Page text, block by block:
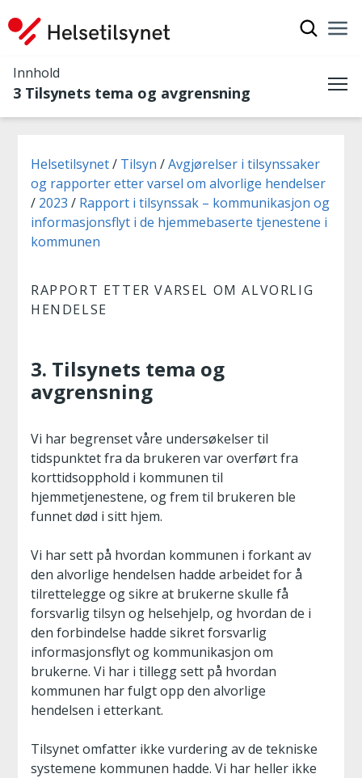
Innhold
3 Tilsynets tema og avgrensning
Du er her:
Helsetilsynet Tilsyn
Avgjørelser i tilsynssaker
og rapporter etter varsel om alvorlige hendelser
2023
Rapport i tilsynssak – kommunikasjon og
informasjonsflyt i de hjemmebaserte tjenestene i
kommunen
RAPPORT ETTER VARSEL OM ALVORLIG
HENDELSE
3. Tilsynets tema og
avgrensning
Vi har begrenset våre undersøkelser til
tidspunktet fra da brukeren var overført fra
korttidsopphold i kommunen til
hjemmetjenestene, og frem til brukeren ble
funnet død i sitt hjem.
Vi har sett på hvordan kommunen i forkant av
den alvorlige hendelsen hadde arbeidet for å
tilrettelegge og sikre at brukerne skulle få
forsvarlig tilsyn og helsehjelp, og hvordan de i
den forbindelse hadde sikret forsvarlig
informasjonsflyt og kommunikasjon om
brukerne. Vi har i tillegg sett på hvordan
kommunen har fulgt opp den alvorlige
hendelsen i etterkant.
Tilsynet omfatter ikke vurdering av de tekniske
systemene kommunen hadde. Vi har heller ikke